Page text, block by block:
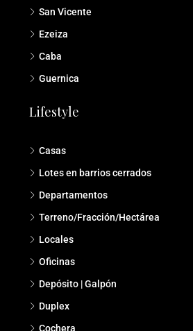
San Vicente
Ezeiza
Caba
Guernica
Lifestyle
Casas
Lotes en barrios cerrados
Departamentos
Terreno/Fracción/Hectárea
Locales
Oficinas
Depósito | Galpón
Duplex
Cochera